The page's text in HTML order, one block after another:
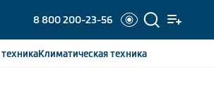
8 800 200-23-56
техникаКлиматическаятехника